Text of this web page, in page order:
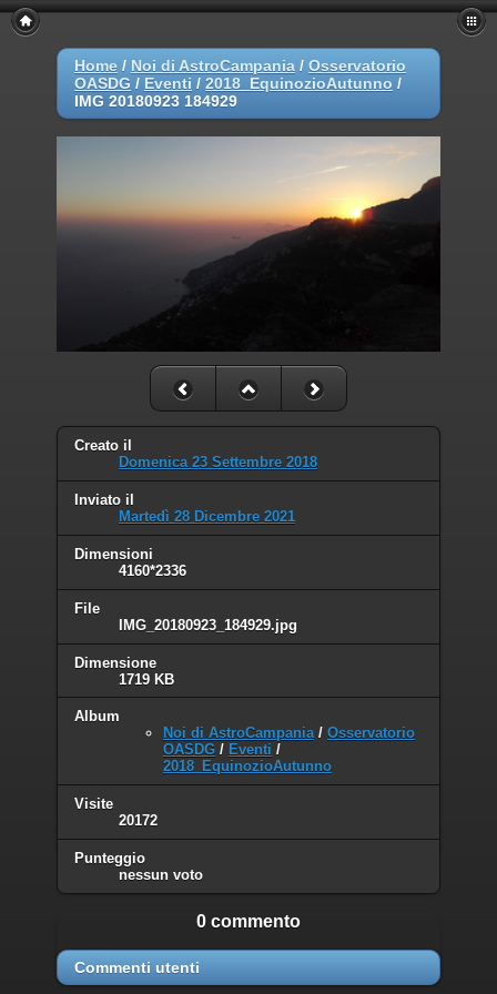
Home / Noi di AstroCampania / Osservatorio
OASDG / Eventi / 2018_EquinozioAutunno /
IMG 20180923 184929
Creato il
Domenica 23 Settembre 2018
Inviato il
Martedì 28 Dicembre 2021
Dimensioni
4160*2336
File
IMG_20180923_184929.jpg
Dimensione
1719 KB
Album
Noi di AstroCampania/ Osservatorio
OASDG / Eventi /
2018_EquinozioAutunno
Visite
20172
Punteggio
nessun voto
0 commento
Commenti utenti